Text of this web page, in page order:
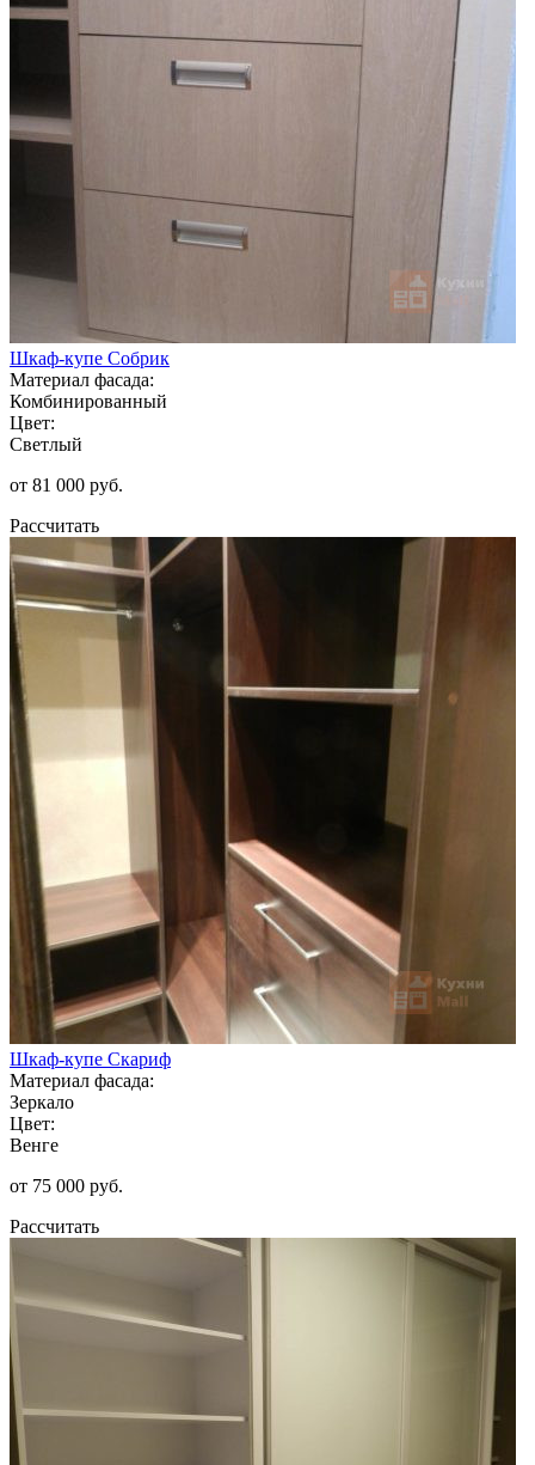
Шкаф-купе Собрик
Материал фасада:
Комбинированный
Цвет:
Светлый
от 81 000 руб.
Рассчитать
Шкаф-купе Скариф
Материал фасада:
Зеркало
Цвет:
Венге
от 75 000 руб.
Рассчитать